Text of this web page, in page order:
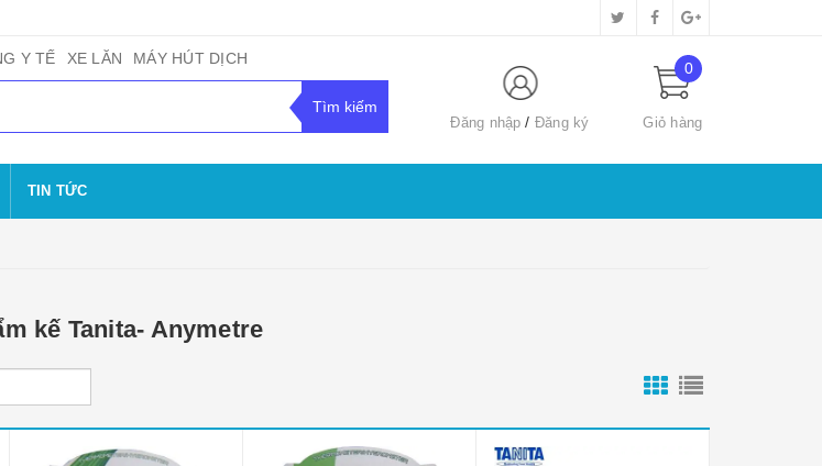
Y TẾ XE LĂN MÁY HÚT DỊCH
Đăng nhập Đăng ký
0
Giỏ hàng
TIN TỨC
kế Tanita- Anymetre